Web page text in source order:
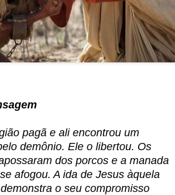
pagã e ali encontrou um
demônio. Ele o libertou. Os
dos porcos e a manada
afogou. A ida de Jesus àquela
o seu compromisso